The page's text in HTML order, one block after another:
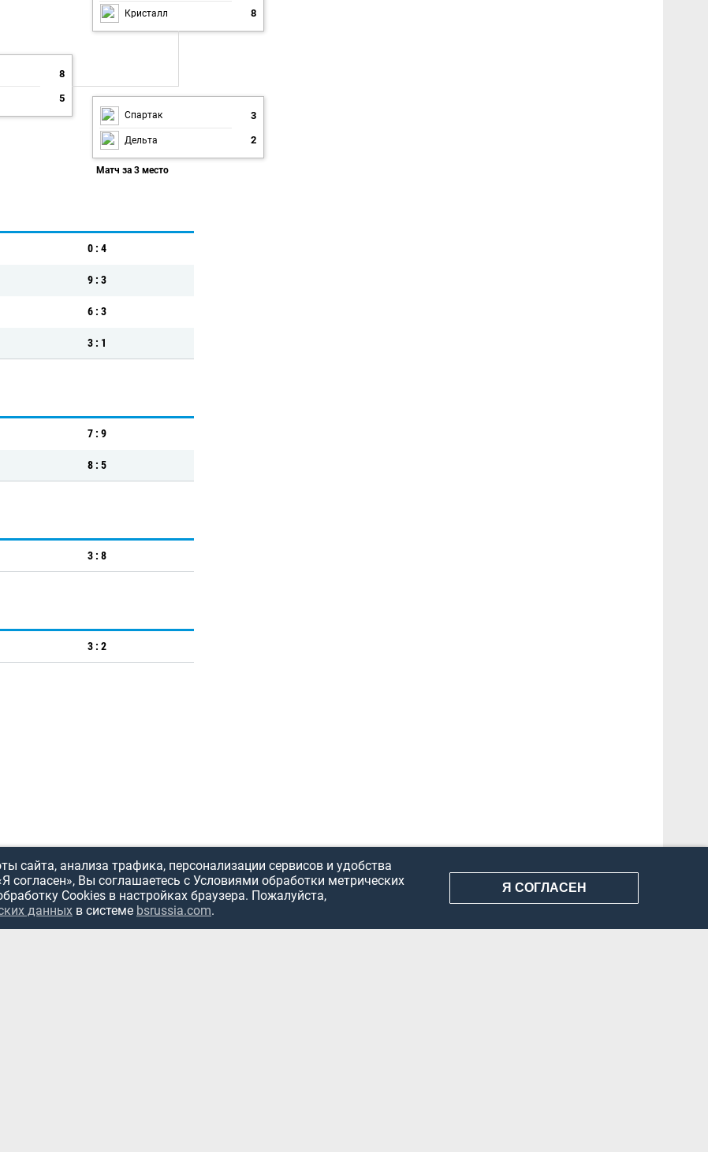
8
5
Кристалл 8
Спартак 3
Дельта 2
Матч за 3 место
0 : 4
9 : 3
6 : 3
3 : 1
7 : 9
8 : 5
3 : 8
3 : 2
сайта, анализа трафика, персонализации сервисов и удобства
согласен», Вы соглашаетесь с Условиями обработки метрических
Cookies в настройках браузера. Пожалуйста,
данных в системе bsrussia.com.
Я СОГЛАСЕН